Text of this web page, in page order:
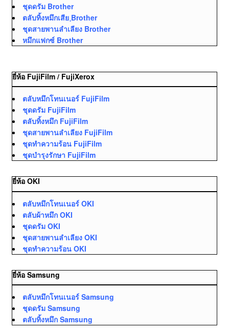
ชุดดรัม Brother
ตลับทิ้งหมึกเสีย ฺBrother
ชุดสายพานลำเลียง Brother
หมึกแฟกซ์ Brother
ยี่ห้อ FujiFilm / FujiXerox
ตลับหมึกโทนเนอร์ FujiFilm
ชุดดรัม FujiFilm
ตลับทิ้งหมึก FujiFilm
ชุดสายพานลำเลียง FujiFilm
ชุดทำความร้อน FujiFilm
ชุดบำรุงรักษา FujiFilm
ยี่ห้อ OKI
ตลับหมึกโทนเนอร์ OKI
ตลับผ้าหมึก OKI
ชุดดรัม OKI
ชุดสายพานลำเลียง OKI
ชุดทำความร้อน OKI
ยี่ห้อ Samsung
ตลับหมึกโทนเนอร์ Samsung
ชุดดรัม Samsung
ตลับทิ้งหมึก Samsung